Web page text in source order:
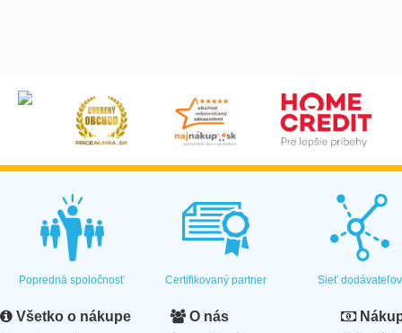
Popredná spoločnosť Certifikovaný partner Sieť dodávateľov
Všetko o nákupe O nás